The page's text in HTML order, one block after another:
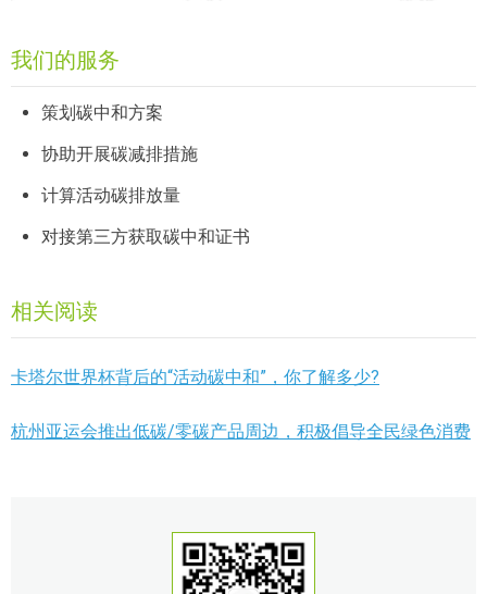
我们的服务
策划碳中和方案
协助开展碳减排措施
计算活动碳排放量
对接第三方获取碳中和证书
相关阅读
卡塔尔世界杯背后的“活动碳中和”，你了解多少?
杭州亚运会推出低碳/零碳产品周边，积极倡导全民绿色消费